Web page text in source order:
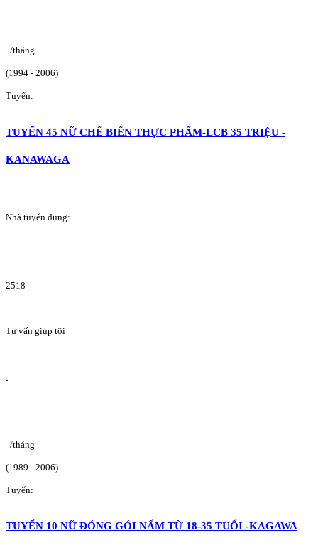
/tháng
(1994 - 2006)
Tuyển:
TUYỂN 45 NỮ CHẾ BIẾN THỰC PHẨM-LCB 35 TRIỆU -
KANAWAGA
Nhà tuyển dụng:
2518
Tư vấn giúp tôi
/tháng
(1989 - 2006)
Tuyển:
TUYỂN 10 NỮ ĐÓNG GÓI NẤM TỪ 18-35 TUỔI -KAGAWA